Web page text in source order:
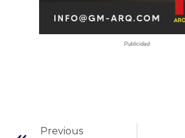
Publicidad
Previous